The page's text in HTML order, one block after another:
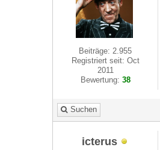
Beiträge: 2.955
Registriert seit: Oct
2011
Bewertung: 38
Suchen
icterus